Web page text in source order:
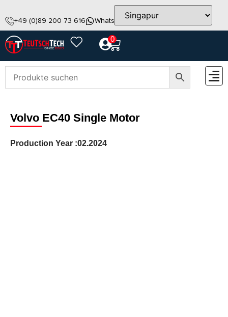
+49 (0)89 200 73 616 WhatsApp info@teutschtech.com
0
Volvo EC40 Single Motor
Production Year :02.2024